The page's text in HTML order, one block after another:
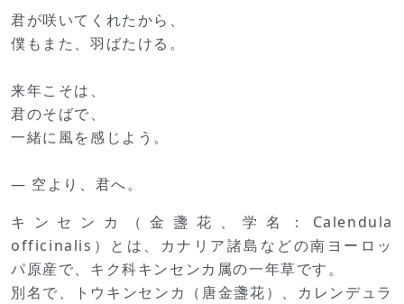
君が咲いてくれたから、
僕もまた、羽ばたける。
来年こそは、
君のそばで、
一緒に風を感じよう。
― 空より、君へ。
キンセンカ（金盞花、学名：Calendula
officinalis）とは、カナリア諸島などの南ヨーロッ
パ原産で、キク科キンセンカ属の一年草です。
別名で、トウキンセンカ（唐金盞花）、カレンデュラ